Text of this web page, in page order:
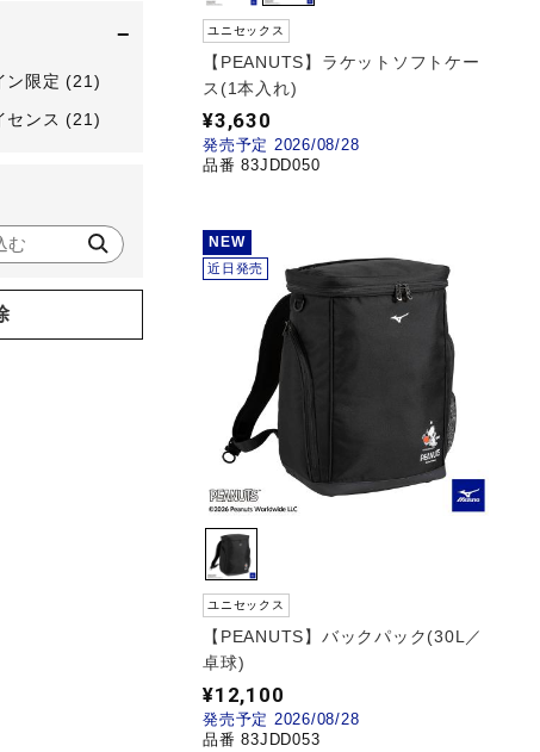
−
ン限定 (21)
センス (21)
ユニセックス
【PEANUTS】ラケットソフトケー
ス(1本入れ)
¥3,630
発売予定 2026/08/28
品番 83JDD050
NEW
近日発売
ユニセックス
【PEANUTS】バックパック(30L／
卓球)
¥12,100
発売予定 2026/08/28
品番 83JDD053